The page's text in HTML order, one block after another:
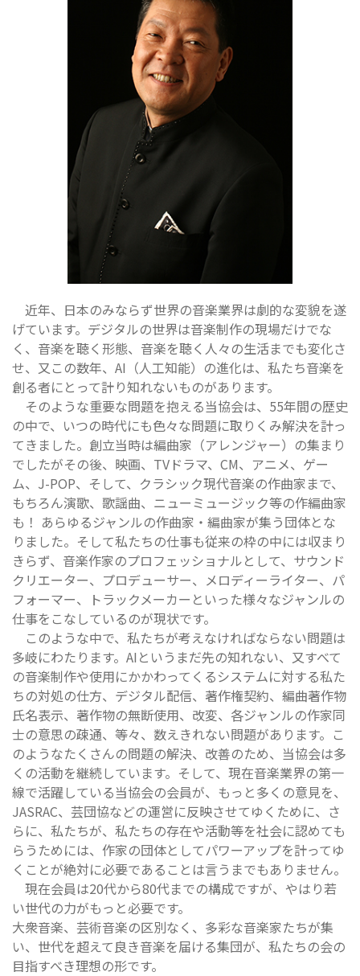
近年、日本のみならず世界の音楽業界は劇的な変貌を遂
げています。デジタルの世界は音楽制作の現場だけでな
く、音楽を聴く形態、音楽を聴く人々の生活までも変化さ
せ、又この数年、AI（人工知能）の進化は、私たち音楽を
創る者にとって計り知れないものがあります。
そのような重要な問題を抱える当協会は、55年間の歴史
の中で、いつの時代にも色々な問題に取りくみ解決を計っ
てきました。創立当時は編曲家（アレンジャー）の集まり
でしたがその後、映画、TVドラマ、CM、アニメ、ゲー
ム、J-POP、そして、クラシック現代音楽の作曲家まで、
もちろん演歌、歌謡曲、ニューミュージック等の作編曲家
も！ あらゆるジャンルの作曲家・編曲家が集う団体とな
りました。そして私たちの仕事も従来の枠の中には収まり
きらず、音楽作家のプロフェッショナルとして、サウンド
クリエーター、プロデューサー、メロディーライター、パ
フォーマー、トラックメーカーといった様々なジャンルの
仕事をこなしているのが現状です。
このような中で、私たちが考えなければならない問題は
多岐にわたります。AIというまだ先の知れない、又すべて
の音楽制作や使用にかかわってくるシステムに対する私た
ちの対処の仕方、デジタル配信、著作権契約、編曲著作物
氏名表示、著作物の無断使用、改変、各ジャンルの作家同
士の意思の疎通、等々、数えきれない問題があります。こ
のようなたくさんの問題の解決、改善のため、当協会は多
くの活動を継続しています。そして、現在音楽業界の第一
線で活躍している当協会の会員が、もっと多くの意見を、
JASRAC、芸団協などの運営に反映させてゆくために、さ
らに、私たちが、私たちの存在や活動等を社会に認めても
らうためには、作家の団体としてパワーアップを計ってゆ
くことが絶対に必要であることは言うまでもありません。
現在会員は20代から80代までの構成ですが、やはり若
い世代の力がもっと必要です。
大衆音楽、芸術音楽の区別なく、多彩な音楽家たちが集
い、世代を超えて良き音楽を届ける集団が、私たちの会の
目指すべき理想の形です。